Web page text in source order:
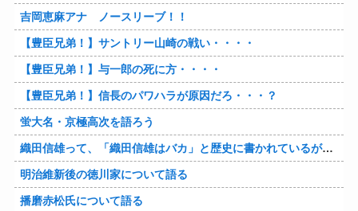
吉岡恵麻アナ ノースリーブ！！
【豊臣兄弟！】サントリー山崎の戦い・・・・
【豊臣兄弟！】与一郎の死に方・・・・
【豊臣兄弟！】信長のパワハラが原因だろ・・・？
蛍大名・京極高次を語ろう
織田信雄って、「織田信雄はバカ」と歴史に書かれているが今まで家が残っているんでバカではないよな？
明治維新後の徳川家について語る
播磨赤松氏について語る